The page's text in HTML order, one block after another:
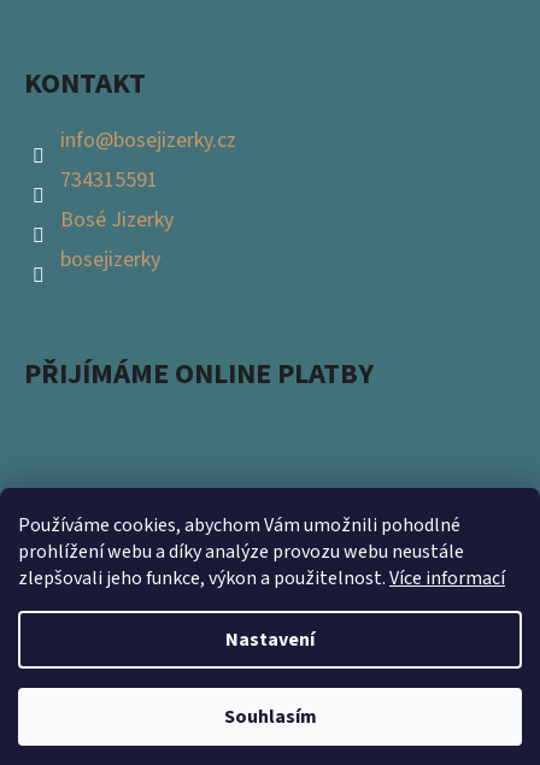
Používáme cookies, abychom Vám umožnili pohodlné
prohlížení webu a díky analýze provozu webu neustále
zlepšovali jeho funkce, výkon a použitelnost.Více informací
Nastavení
Souhlasím
KONTAKT
info@bosejizerky.cz
734315591
Bosé Jizerky
bosejizerky
PŘIJÍMÁME ONLINE PLATBY
Podpořte s námi přírodu a zapojte se do projektu
Ukliďme Česko. Nevyhazujte použité obaly a přineste
nám je na prodejnu https://www.kamsnim.cz/
Vytvořil Shoptet